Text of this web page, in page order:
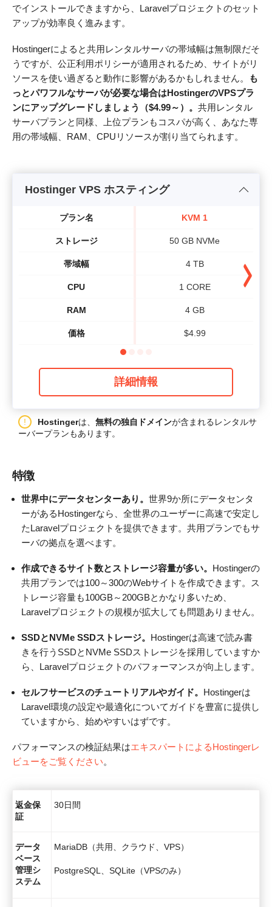
でインストールできますから、Laravelプロジェクトのセット
アップが効率良く進みます。
Hostingerによると共用レンタルサーバの帯域幅は無制限だそ
うですが、公正利用ポリシーが適用されるため、サイトがリ
ソースを使い過ぎると動作に影響があるかもしれません。
も
っとパワフルなサーバが必要な場合はHostingerのVPSプラ
ンにアップグレードしましょう（$4.99～）。 共用レンタル
サーバプランと同様、上位プランもコスパが高く、あなた専
用の帯域幅、RAM、CPUリソースが割り当てられます。
Hostinger VPS ホスティング
プラン名
ストレージ
帯域幅
CPU
RAM
価格
KVM 1
50 GB NVMe
4 TB
1 CORE
4 GB
$4.99
詳細情報
Hostingerは、 無料の独自ドメインが含まれるレンタルサ
ーバープランもあります。
特徴
世界中にデータセンターあり。 世界9か所にデータセンタ
ーがあるHostingerなら、全世界のユーザーに高速で安定し
たLaravelプロジェクトを提供できます。共用プランでもサ
ーバの拠点を選べます。
作成できるサイト数とストレージ容量が多い。 Hostingerの
共用プランでは100～300のWebサイトを作成できます。ス
トレージ容量も100GB～200GBとかなり多いため、
Laravelプロジェクトの規模が拡大しても問題ありません。
SSDとNVMe SSDストレージ。 Hostingerは高速で読み書
きを行うSSDとNVMe SSDストレージを採用していますか
ら、Laravelプロジェクトのパフォーマンスが向上します。
セルフサービスのチュートリアルやガイド。 Hostingerは
Laravel環境の設定や最適化についてガイドを豊富に提供し
ていますから、始めやすいはずです。
パフォーマンスの検証結果はエキスパートによるHostingerレ
ビューをご覧ください。
返金保
証
30日間
データ
ベース
管理シ
ステム
MariaDB（共用、クラウド、VPS）
PostgreSQL、SQLite（VPSのみ）